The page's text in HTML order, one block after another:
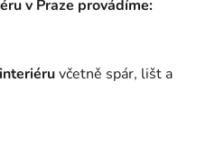
v Praze provádíme:
včetně spár, lišt a